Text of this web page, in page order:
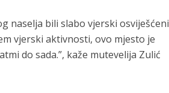
naselja bili slabo vjerski osviješćeni
vjerski aktivnosti, ovo mjesto je
do sada.”, kaže mutevelija Zulić